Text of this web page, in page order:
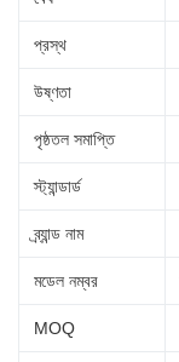
প্রস্থ
উষ্ণতা
পৃষ্ঠতল সমাপ্তি
স্ট্যান্ডার্ড
ব্র্যান্ড নাম
মডেল নম্বর
MOQ